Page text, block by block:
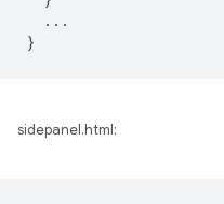
...
}
sidepanel.html: